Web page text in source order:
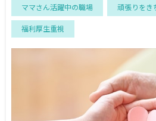
ママさん活躍中の職場 頑張りをき
福利厚生重視